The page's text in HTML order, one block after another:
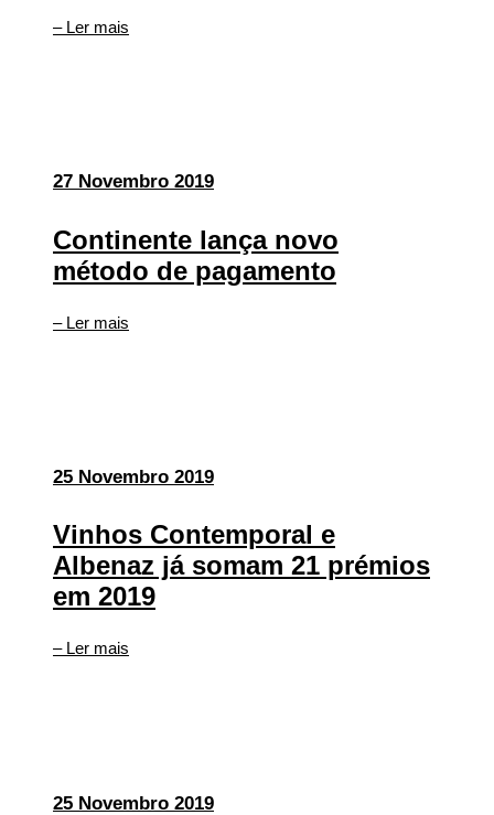
– Ler mais
27 Novembro 2019
Continente lança novo
método de pagamento
– Ler mais
25 Novembro 2019
Vinhos Contemporal e
Albenaz já somam 21 prémios
em 2019
– Ler mais
25 Novembro 2019